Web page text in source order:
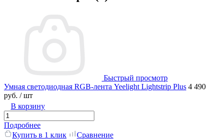
Быстрый просмотр
Умная светодиодная RGB-лента Yeelight Lightstrip Plus 4 490
руб. / шт
В корзину
Подробнее
Купить в 1 клик
Сравнение